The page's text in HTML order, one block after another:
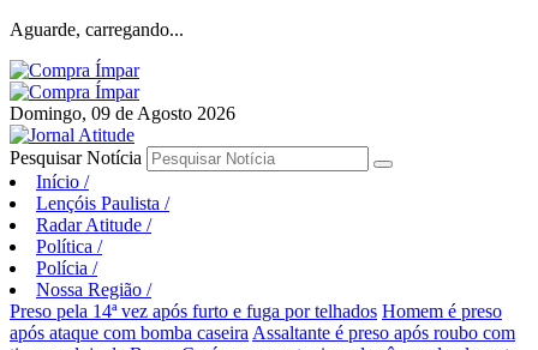
Aguarde, carregando...
Domingo, 09 de Agosto 2026
Pesquisar Notícia
Início /
Lençóis Paulista /
Radar Atitude /
Política /
Polícia /
Nossa Região /
Preso pela 14ª vez após furto e fuga por telhados Homem é preso
após ataque com bomba caseira Assaltante é preso após roubo com